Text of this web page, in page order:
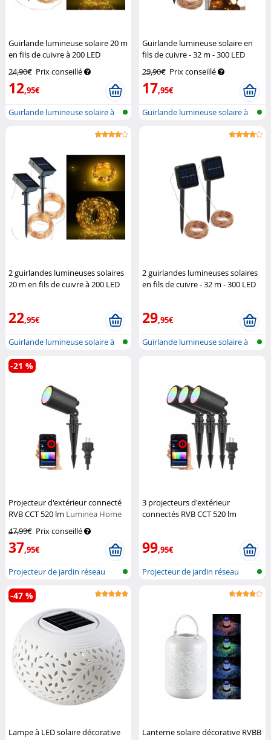
Guirlande lumineuse solaire 20 m
en fils de cuivre à 200 LED
24,90€ Prix conseillé
12,95€
Guirlande lumineuse solaire à
Guirlande lumineuse solaire en
fils de cuivre - 32 m - 300 LED
Lunartec
29,90€ Prix conseillé
17,95€
Guirlande lumineuse solaire à
2 guirlandes lumineuses solaires
20 m en fils de cuivre à 200 LED
22,95€
Guirlande lumineuse solaire à
LED (...
2 guirlandes lumineuses solaires
en fils de cuivre - 32 m - 300 LED
29,95€
Guirlande lumineuse solaire à
Projecteur d'extérieur connecté
RVB CCT 520 lm Luminea Home
47,99€ Prix conseillé
37,95€
-21 %
Projecteur de jardin réseau
sans fi...
3 projecteurs d'extérieur
connectés RVB CCT 520 lm
99,95€
Projecteur de jardin réseau
Lampe à LED solaire décorative
-47 %
Lanterne solaire décorative RVBB